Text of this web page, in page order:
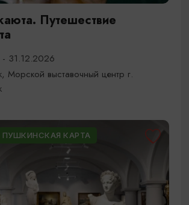
Путешествие
31.12.2026
Морской выставочный центр г.
ПУШКИНСКАЯ КАРТА